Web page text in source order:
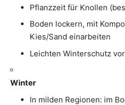
Pflanzzeit für Knollen
Boden lockern, mit
Kies/Sand einarbeiten
Leichten Winterschutz
Winter
In milden Regionen: im